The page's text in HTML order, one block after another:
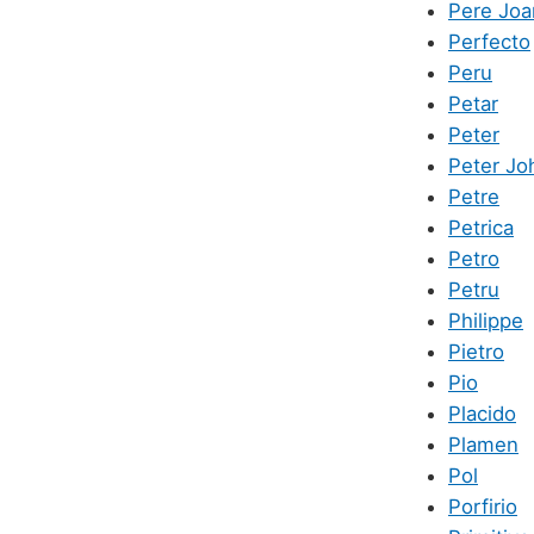
Pere
Perfecto
Peru
Petar
Peter
Peter
Petre
Petrica
Petro
Petru
Philippe
Pietro
Pio
Placido
Plamen
Pol
Porfirio